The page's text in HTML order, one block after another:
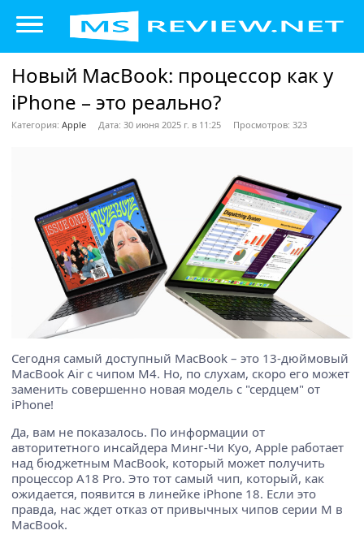
Новый MacBook: процессор как у
iPhone – это реально?
Категория: Apple Дата: 30 июня 2025 г. в 11:25 Просмотров: 323
Сегодня самый доступный MacBook – это 13-дюймовый
MacBook Air с чипом M4. Но, по слухам, скоро его может
заменить совершенно новая модель с "сердцем" от
iPhone!
Да, вам не показалось. По информации от
авторитетного инсайдера Минг-Чи Куо, Apple работает
над бюджетным MacBook, который может получить
процессор A18 Pro. Это тот самый чип, который, как
ожидается, появится в линейке iPhone 18. Если это
правда, нас ждет отказ от привычных чипов серии M в
MacBook.